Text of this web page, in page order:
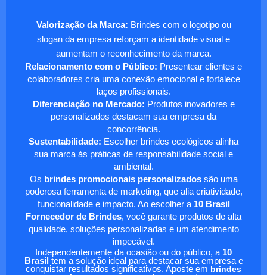
Valorização da Marca: Brindes com o logotipo ou
slogan da empresa reforçam a identidade visual e
aumentam o reconhecimento da marca.
Relacionamento com o Público: Presentear clientes e
colaboradores cria uma conexão emocional e fortalece
laços profissionais.
Diferenciação no Mercado: Produtos inovadores e
personalizados destacam sua empresa da
concorrência.
Sustentabilidade: Escolher brindes ecológicos alinha
sua marca às práticas de responsabilidade social e
ambiental.
Os brindes promocionais personalizadossão uma
poderosa ferramenta de marketing, que alia criatividade,
funcionalidade e impacto. Ao escolher a 10 Brasil
Fornecedor de Brindes, você garante produtos de alta
qualidade, soluções personalizadas e um atendimento
impecável.
Independentemente da ocasião ou do público, a 10
Brasil tem a solução ideal para destacar sua empresa e
conquistar resultados significativos. Aposte em brindes